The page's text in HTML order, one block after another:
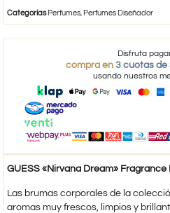
Categorías Perfumes, Perfumes Diseñador
Disfruta
compra en 3 cuotas de
usando nuestros
GUESS «Nirvana Dream» Fragrance
Las brumas corporales de la
aromas muy frescos, limpios y